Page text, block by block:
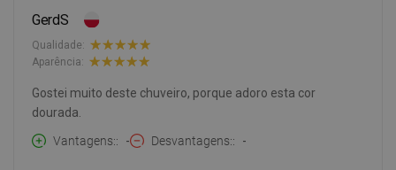
GerdS
Qualidade:
Aparência:
Gostei muito deste chuveiro, porque adoro esta cor
dourada.
Vantagens:
- Desvantagens: -